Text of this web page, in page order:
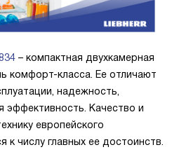
– компактная двухкамерная
комфорт-класса. Ее отличают
надежность,
эффективность. Качество и
европейского
к числу главных ее достоинств.